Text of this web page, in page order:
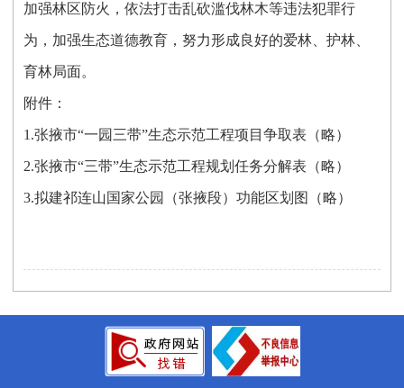
加强林区防火，依法打击乱砍滥伐林木等违法犯罪行
为，加强生态道德教育，努力形成良好的爱林、护林、
育林局面。
附件：
1.张掖市“一园三带”生态示范工程项目争取表（略）
2.张掖市“三带”生态示范工程规划任务分解表（略）
3.拟建祁连山国家公园（张掖段）功能区划图（略）